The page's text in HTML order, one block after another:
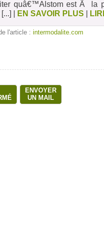
quâ€™Alstom est Ã la
[...] | EN SAVOIR PLUS |
l'article : intermodalite.com
ENVOYER
UN MAIL